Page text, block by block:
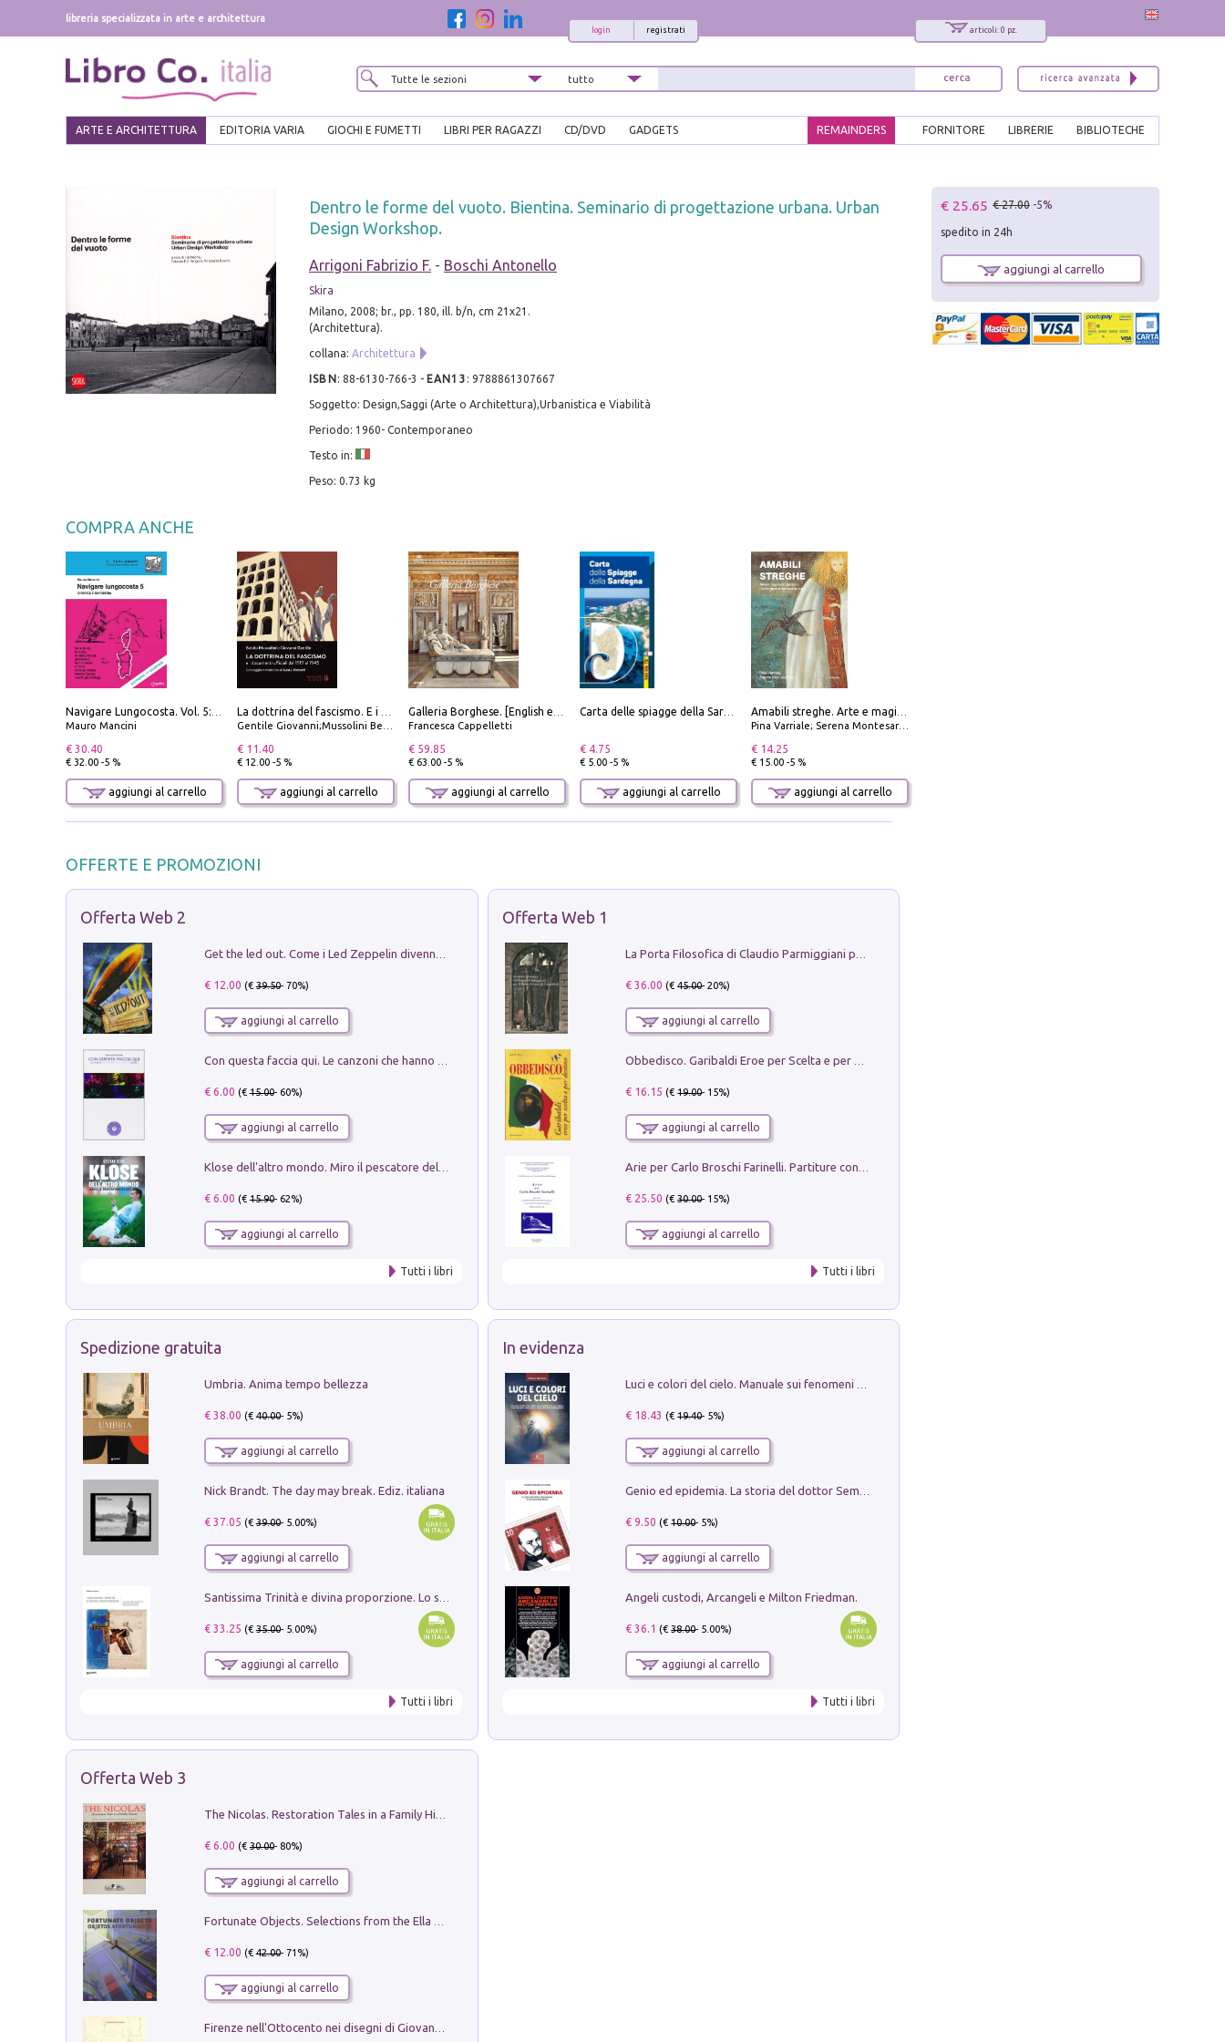
libreria specializzata in arte e architettura
articoli: 0 pz.
registrati
login
ARTE E ARCHITETTURA EDITORIA VARIA GIOCHI E FUMETTI LIBRI PER RAGAZZI CD/DVD GADGETS BIBLIOTECHE
LIBRERIE
FORNITORE
REMAINDERS
Dentro le forme del vuoto. Bientina. Seminario di progettazione urbana. Urban
Design Workshop.
Arrigoni Fabrizio F.- Boschi Antonello
Skira
Milano, 2008; br., pp. 180, ill. b/n, cm 21x21.
(Architettura).
collana: Architettura
ISBN : 88-6130-766-3 - EAN13 : 9788861307667
Soggetto: Design,Saggi (Arte o Architettura),Urbanistica e Viabilità
Periodo: 1960- Contemporaneo
Testo in:
Peso: 0.73 kg
COMPRA ANCHE
Mauro Mancini
€ 30.40
€ 32.00 -5 %
aggiungi al carrello
Gentile Giovanni;Mussolini Benito
€ 11.40
€ 12.00 -5 %
aggiungi al carrello
Francesca Cappelletti
€ 59.85
€ 63.00 -5 %
aggiungi al carrello
€ 4.75
€ 5.00 -5 %
aggiungi al carrello
Pina Varriale; Serena Montesarchio
€ 14.25
€ 15.00 -5 %
aggiungi al carrello
OFFERTE E PROMOZIONI
Offerta Web 2
€ 12.00 (€39.50- 70%)
aggiungi al carrello
€ 6.00 (€15.00- 60%)
aggiungi al carrello
Klose dell'altro mondo. Miro il pescatore del goal
€ 6.00 (€15.90- 62%)
aggiungi al carrello
Tutti i libri
Offerta Web 1
€ 36.00 (€45.00- 20%)
aggiungi al carrello
€ 16.15 (€19.00- 15%)
aggiungi al carrello
€ 25.50 (€30.00- 15%)
aggiungi al carrello
Tutti i libri
Spedizione gratuita
Umbria. Anima tempo bellezza
€ 38.00 (€40.00- 5%)
aggiungi al carrello
Nick Brandt. The day may break. Ediz. italiana
€ 37.05 (€39.00- 5.00%)
aggiungi al carrello
€ 33.25 (€35.00- 5.00%)
aggiungi al carrello
Tutti i libri
In evidenza
€ 18.43 (€19.40- 5%)
aggiungi al carrello
€ 9.50 (€10.00- 5%)
aggiungi al carrello
Angeli custodi, Arcangeli e Milton Friedman.
€ 36.1 (€38.00- 5.00%)
aggiungi al carrello
Tutti i libri
Offerta Web 3
€ 6.00 (€30.00- 80%)
aggiungi al carrello
€ 12.00 (€42.00- 71%)
aggiungi al carrello
€ 25.65 € 27.00 -5%
spedito in 24h
aggiungi al carrello
x
Interessato ai nostri libri?
Sarai informato delle nostre novità, potrai
comunque cancellarti quando desideri.
modulo di iscrizione